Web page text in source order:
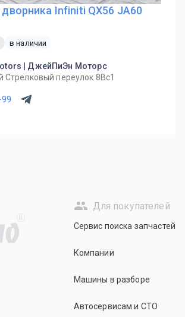
Infiniti QX56 JA60
в наличии
| ДжейПиЭн Моторс
Cтрелковый переулок 8Вс1
R
Для покупателей
Сервис поиска запчастей
Компании
Машины в разборе
Автосервисам и СТО